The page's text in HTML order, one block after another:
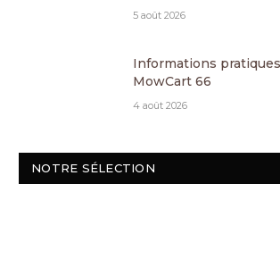
5 août 2026
Informations
MowCart 66
4 août 2026
NOTRE SÉLECTION